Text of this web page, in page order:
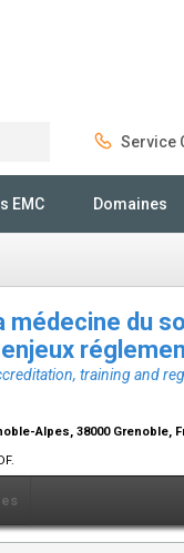
Service
EMC Domaines
du
training and
Alpes, 38000 Grenoble,